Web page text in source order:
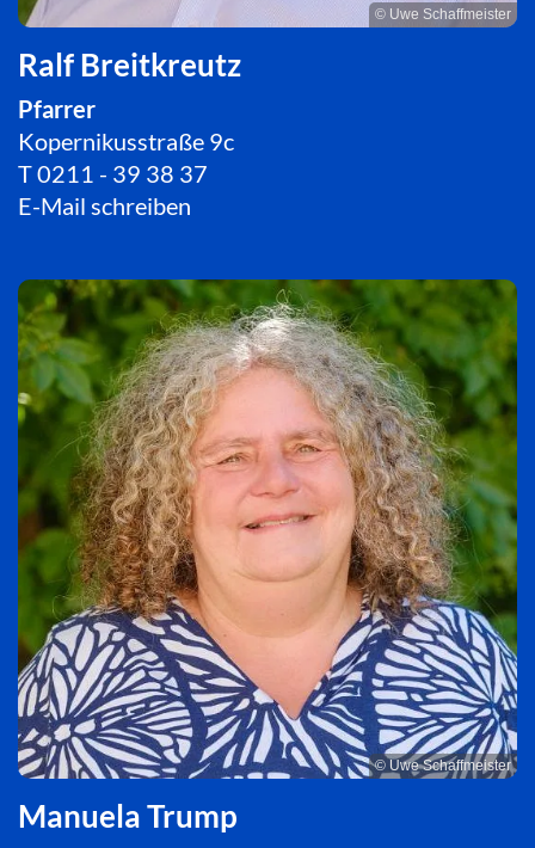
© Uwe Schaffmeister
Ralf Breitkreutz
Pfarrer
Kopernikusstraße 9c
T0211 - 39 38 37
E-Mail schreiben
© Uwe Schaffmeister
Manuela Trump